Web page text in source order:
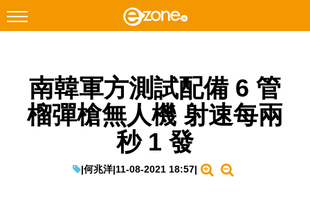
Facebook Instagram
科技焦點
南韓軍方測試配備 6 管
榴彈槍無人機 射速每兩
秒 1 發
|何兆洋|11-08-2021 18:57|